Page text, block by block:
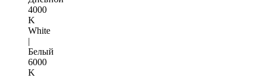
4000
K
White
|
Белый
6000
K